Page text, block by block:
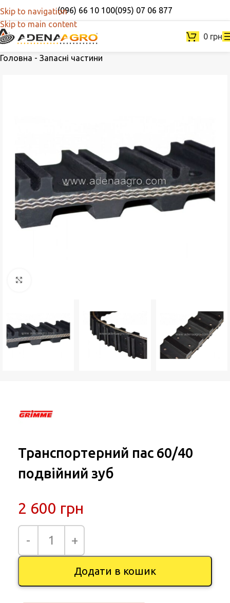
Skip to navigation
Skip to main content
(096) 66 10 100(095) 07 06 877
0 грн
Головна - Запасні частини
Транспортерний пас 60/40
подвійний зуб
2 600 грн
Додати в кошик